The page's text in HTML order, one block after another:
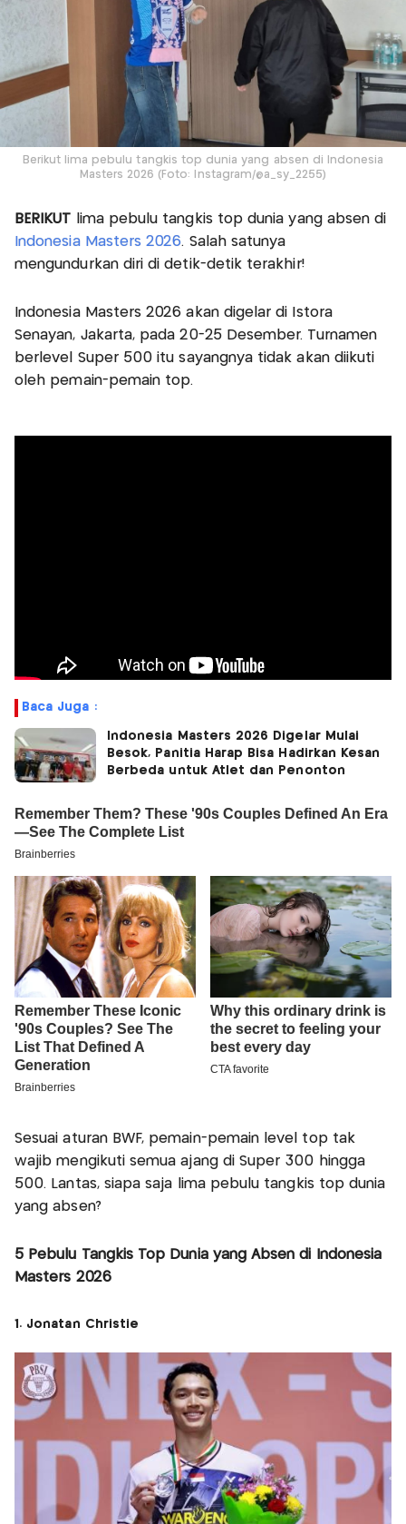
Berikut lima pebulu tangkis top dunia yang absen di Indonesia
Masters 2026 (Foto: Instagram/@a_sy_2255)
BERIKUT lima pebulu tangkis top dunia yang absen di
Indonesia Masters 2026. Salah satunya
mengundurkan diri di detik-detik terakhir!
Indonesia Masters 2026 akan digelar di Istora
Senayan, Jakarta, pada 20-25 Desember. Turnamen
berlevel Super 500 itu sayangnya tidak akan diikuti
oleh pemain-pemain top.
Baca Juga :
Indonesia Masters 2026 Digelar Mulai
Besok, Panitia Harap Bisa Hadirkan Kesan
Berbeda untuk Atlet dan Penonton
Sesuai aturan BWF, pemain-pemain level top tak
wajib mengikuti semua ajang di Super 300 hingga
500. Lantas, siapa saja lima pebulu tangkis top dunia
yang absen?
5 Pebulu Tangkis Top Dunia yang Absen di Indonesia
Masters 2026
1. Jonatan Christie